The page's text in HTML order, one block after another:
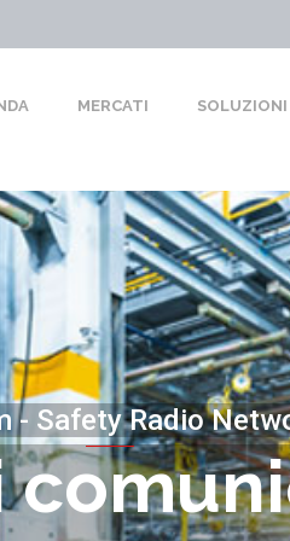
MERCATI SOLUZIONI
- Safety Radio